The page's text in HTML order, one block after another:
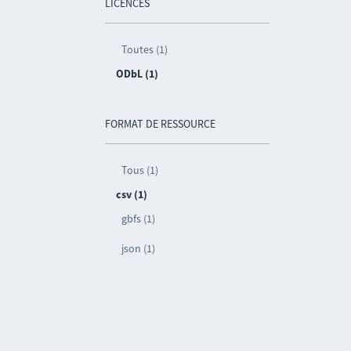
LICENCES
Toutes (1)
ODbL (1)
FORMAT DE RESSOURCE
Tous (1)
csv (1)
gbfs (1)
json (1)